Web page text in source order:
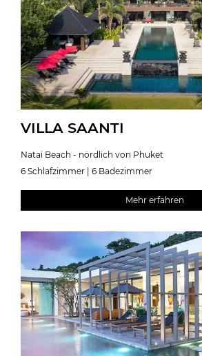
VILLA SAANTI
Natai Beach - nördlich von Phuket
6 Schlafzimmer | 6 Badezimmer
Mehr erfahren